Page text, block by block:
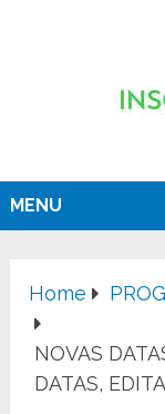
MENU
Home
NOVAS
DATAS,